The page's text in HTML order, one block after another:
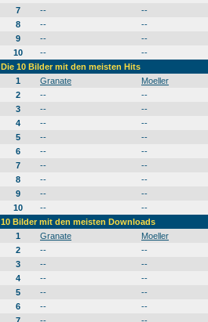
7
--
--
8
--
--
9
--
--
10
--
--
Die 10 Bilder mit den meisten Hits
1
Granate
Moeller
2
--
--
3
--
--
4
--
--
5
--
--
6
--
--
7
--
--
8
--
--
9
--
--
10
--
--
10 Bilder mit den meisten Downloads
1
Granate
Moeller
2
--
--
3
--
--
4
--
--
5
--
--
6
--
--